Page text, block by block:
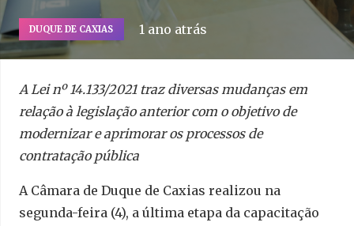
DUQUE DE CAXIAS 1 ano atrás
A Lei nº 14.133/2021 traz diversas mudanças em
relação à legislação anterior com o objetivo de
modernizar e aprimorar os processos de
contratação pública
A Câmara de Duque de Caxias realizou na
segunda-feira (4), a última etapa da capacitação